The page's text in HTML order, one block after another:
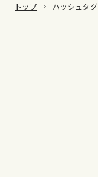
トップ ハッシュタグ